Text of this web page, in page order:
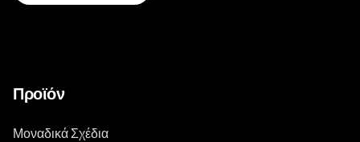
Προϊόν
Μοναδικά Σχέδια